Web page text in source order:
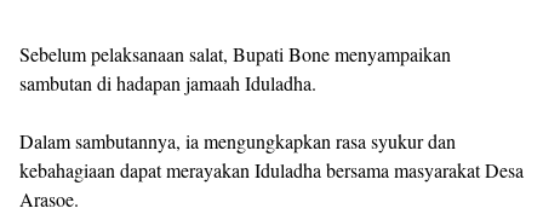
Sebelum pelaksanaan salat, Bupati Bone menyampaikan
sambutan di hadapan jamaah Iduladha.
Dalam sambutannya, ia mengungkapkan rasa syukur dan
kebahagiaan dapat merayakan Iduladha bersama masyarakat Desa
Arasoe.